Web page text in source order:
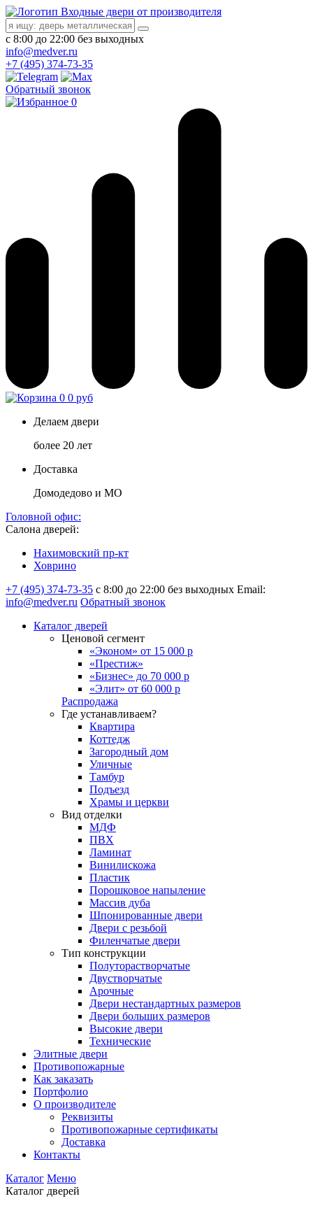
Входные двери от производителя
с 8:00 до 22:00 без выходных
info@medver.ru
+7 (495) 374-73-35
Обратный звонок
0
0 0 руб
Делаем двери
более 20 лет
Доставка
Домодедово и МО
Головной офис:
Салона дверей:
Нахимовский пр-кт
Ховрино
+7 (495) 374-73-35 с 8:00 до 22:00 без выходных Email:
info@medver.ru Обратный звонок
Каталог дверей
Ценовой сегмент
«Эконом» от 15 000 р
«Престиж»
«Бизнес» до 70 000 р
«Элит» от 60 000 р
Распродажа
Где устанавливаем?
Квартира
Коттедж
Загородный дом
Уличные
Тамбур
Подъезд
Храмы и церкви
Вид отделки
МДФ
ПВХ
Ламинат
Винилискожа
Пластик
Порошковое напыление
Массив дуба
Шпонированные двери
Двери с резьбой
Филенчатые двери
Тип конструкции
Полуторастворчатые
Двустворчатые
Арочные
Двери нестандартных размеров
Двери больших размеров
Высокие двери
Технические
Элитные двери
Противопожарные
Как заказать
Портфолио
О производителе
Реквизиты
Противопожарные сертификаты
Доставка
Контакты
Каталог Меню
Каталог дверей